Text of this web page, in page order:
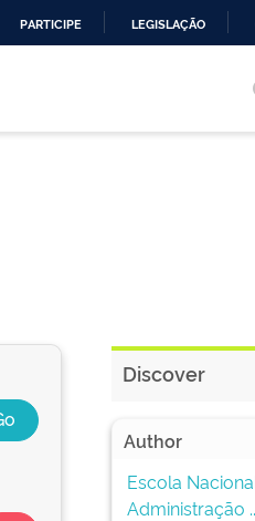
PARTICIPE LEGISLAÇÃO
Discover
Author
Escola
Administração